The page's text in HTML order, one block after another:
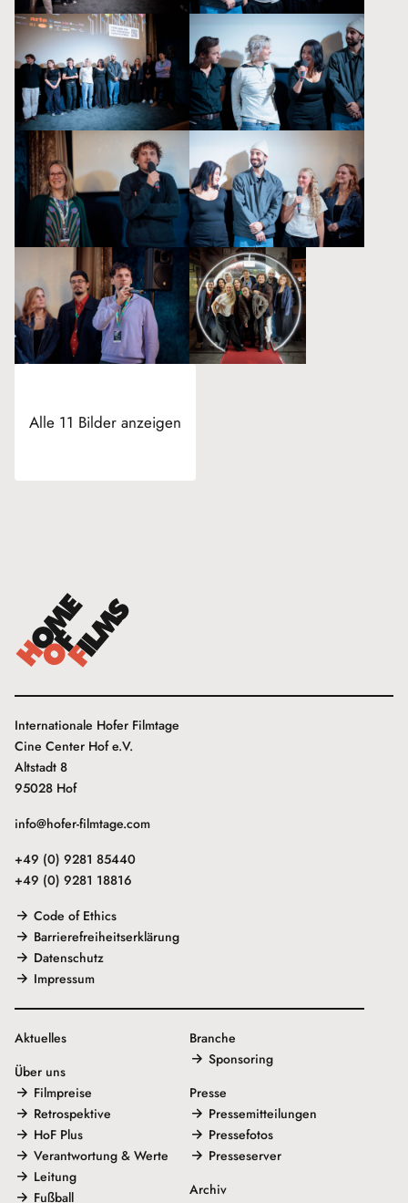
Alle 11 Bilder anzeigen
Internationale Hofer Filmtage
Cine Center Hof e.V.
Altstadt 8
95028 Hof
info@hofer-filmtage.com
+49 (0) 9281 85440
+49 (0) 9281 18816
Code of Ethics
Barrierefreiheitserklärung
Datenschutz
Impressum
Aktuelles
Über uns
Filmpreise
Retrospektive
HoF Plus
Verantwortung & Werte
Leitung
Fußball
Branche
Sponsoring
Presse
Pressemitteilungen
Pressefotos
Presseserver
Archiv